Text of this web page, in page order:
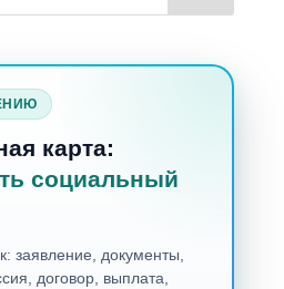
карта:
социальный
заявление, документы,
договор, выплата,